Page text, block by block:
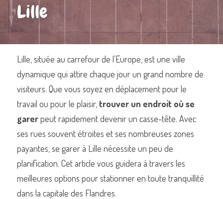
Nos livres sur Lille
Lille insolite et secret
Street Art à Lille
Toutes les rues de Lille
Contactez-nous
Rechercher
Commander un de nos livres sur Lille
Lille
Lille, située au carrefour de l’Europe, est une ville
dynamique qui attire chaque jour un grand nombre de
visiteurs. Que vous soyez en déplacement pour le
travail ou pour le plaisir, trouver un endroit où se
garer peut rapidement devenir un casse-tête. Avec
ses rues souvent étroites et ses nombreuses zones
payantes, se garer à Lille nécessite un peu de
planification. Cet article vous guidera à travers les
meilleures options pour stationner en toute tranquillité
dans la capitale des Flandres.